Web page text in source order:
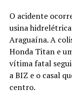
O acidente
usina
Araguaína. A
Honda Titan e
vítima fatal
a BIZ e o casal
centro.